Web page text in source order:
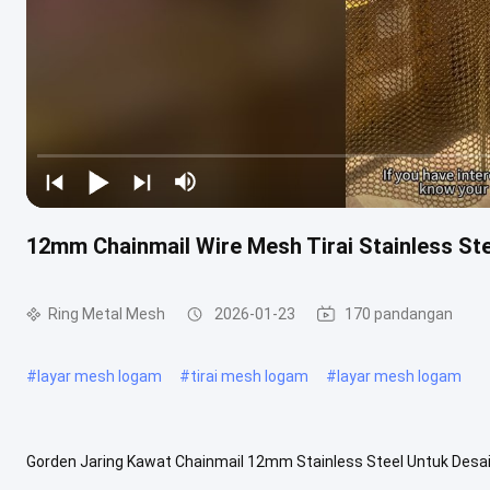
12mm Chainmail Wire Mesh Tirai Stainless
Ring Metal Mesh 2026-01-23 170 pandangan
#layar mesh logam #tirai mesh logam #layar mesh logam
Gorden Jaring Kawat Chainmail 12mm Stainless Steel Untuk